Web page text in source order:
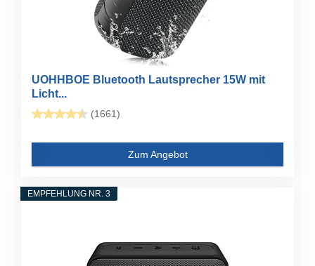
UOHHBOE Bluetooth Lautsprecher 15W mit
Licht...
(1661)
Zum Angebot
EMPFEHLUNG NR. 3